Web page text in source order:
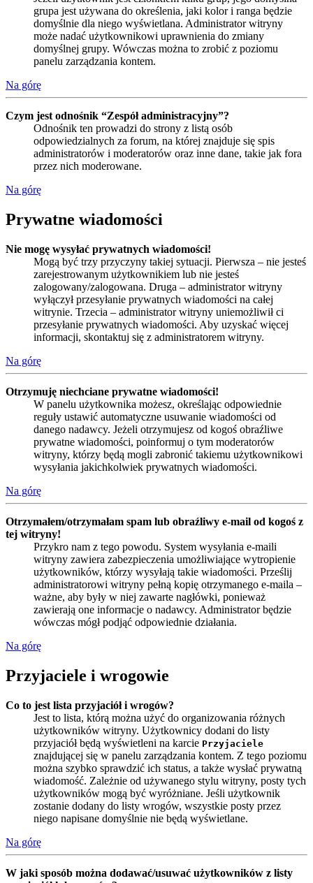
grupa jest używana do określenia, jaki kolor i ranga będzie
domyślnie dla niego wyświetlana. Administrator witryny
może nadać użytkownikowi uprawnienia do zmiany
domyślnej grupy. Wówczas można to zrobić z poziomu
panelu zarządzania kontem.
Na górę
Czym jest odnośnik “Zespół administracyjny”?
Odnośnik ten prowadzi do strony z listą osób
odpowiedzialnych za forum, na której znajduje się spis
administratorów i moderatorów oraz inne dane, takie jak fora
przez nich moderowane.
Na górę
Prywatne wiadomości
Nie mogę wysyłać prywatnych wiadomości!
Mogą być trzy przyczyny takiej sytuacji. Pierwsza – nie jesteś
zarejestrowanym użytkownikiem lub nie jesteś
zalogowany/zalogowana. Druga – administrator witryny
wyłączył przesyłanie prywatnych wiadomości na całej
witrynie. Trzecia – administrator witryny uniemożliwił ci
przesyłanie prywatnych wiadomości. Aby uzyskać więcej
informacji, skontaktuj się z administratorem witryny.
Na górę
Otrzymuję niechciane prywatne wiadomości!
W panelu użytkownika możesz, określając odpowiednie
reguły ustawić automatyczne usuwanie wiadomości od
danego nadawcy. Jeżeli otrzymujesz od kogoś obraźliwe
prywatne wiadomości, poinformuj o tym moderatorów
witryny, którzy będą mogli zabronić takiemu użytkownikowi
wysyłania jakichkolwiek prywatnych wiadomości.
Na górę
Otrzymałem/otrzymałam spam lub obraźliwy e-mail od kogoś z
tej witryny!
Przykro nam z tego powodu. System wysyłania e-maili
witryny zawiera zabezpieczenia umożliwiające wytropienie
użytkowników, którzy wysyłają takie wiadomości. Prześlij
administratorowi witryny pełną kopię otrzymanego e-maila –
ważne, aby były w niej zawarte nagłówki, ponieważ
zawierają one informacje o nadawcy. Administrator będzie
wówczas mógł podjąć odpowiednie działania.
Na górę
Przyjaciele i wrogowie
Co to jest lista przyjaciół i wrogów?
Jest to lista, którą można użyć do organizowania różnych
użytkowników witryny. Użytkownicy dodani do listy
przyjaciół będą wyświetleni na karcie Przyjaciele
znajdującej się w panelu zarządzania kontem. Z tego poziomu
można szybko sprawdzić ich status, a także wysłać prywatną
wiadomość. Zależnie od używanego stylu witryny, posty tych
użytkowników mogą być wyróżniane. Jeśli użytkownik
zostanie dodany do listy wrogów, wszystkie posty przez
niego napisane domyślnie nie będą wyświetlane.
Na górę
W jaki sposób można dodawać/usuwać użytkowników z listy